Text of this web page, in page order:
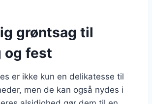
grøntsag til
og fest
er ikke kun en delikatesse til
men de kan også nydes i